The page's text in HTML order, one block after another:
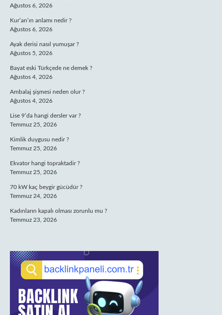
Ağustos 6, 2026
Kur’an’ın anlamı nedir ?
Ağustos 6, 2026
Ayak derisi nasıl yumuşar ?
Ağustos 5, 2026
Bayat eski Türkçede ne demek ?
Ağustos 4, 2026
Ambalaj şişmesi neden olur ?
Ağustos 4, 2026
Lise 9’da hangi dersler var ?
Temmuz 25, 2026
Kimlik duygusu nedir ?
Temmuz 25, 2026
Ekvator hangi topraktadir ?
Temmuz 25, 2026
70 kW kaç beygir gücüdür ?
Temmuz 24, 2026
Kadınların kapalı olması zorunlu mu ?
Temmuz 23, 2026